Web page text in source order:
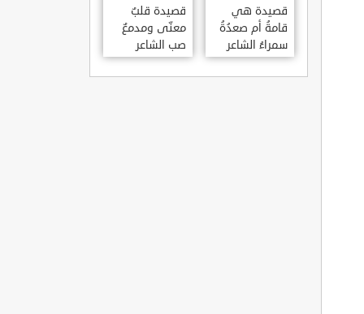
قصيدة هي
قامةُ أم صعدُةُ
سمراءُ الشاعر
سيف الدين
المشد
قصيدة قلبٌ
معنّى ومدمعٌ
صب الشاعر
سيف الدين
المشد